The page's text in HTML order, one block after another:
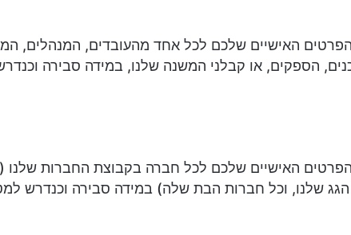
הפרטים האישיים שלכם לכל אחד מהעובדים, המנהלים,
הספקים, או קבלני המשנה שלנו, במידה סבירה
האישיים שלכם לכל חברה בקבוצת החברות שלנו
שלנו, וכל חברות הבת שלה) במידה סבירה וכנדרש